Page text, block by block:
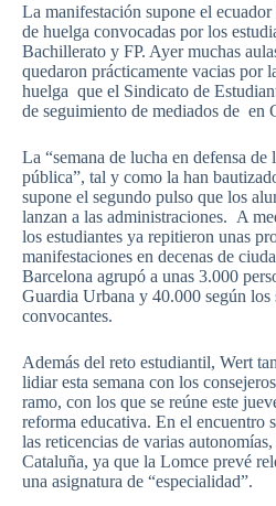
La manifestación supone el ecuador
de huelga convocadas por los
Bachillerato y FP. Ayer muchas
quedaron prácticamente vacias por
huelga que el Sindicato de
de seguimiento de mediados de en
La “semana de lucha en defensa de
pública”, tal y como la han
supone el segundo pulso que los
lanzan a las administraciones. A
los estudiantes ya repitieron unas
manifestaciones en decenas de
Barcelona agrupó a unas 3.000
Guardia Urbana y 40.000 según los
convocantes.
Además del reto estudiantil, Wert
lidiar esta semana con los
ramo, con los que se reúne este
reforma educativa. En el encuentro
las reticencias de varias
Cataluña, ya que la Lomce prevé
una asignatura de “especialidad”.